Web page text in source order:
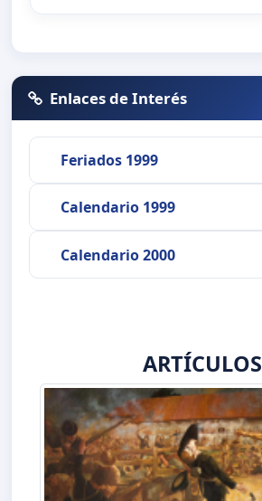
Enlaces de Interés
Feriados 1999
Calendario 1999
Calendario 2000
ARTÍCULOS